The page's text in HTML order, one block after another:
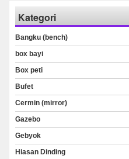
Kategori
Bangku (bench)
box bayi
Box peti
Bufet
Cermin (mirror)
Gazebo
Gebyok
Hiasan Dinding